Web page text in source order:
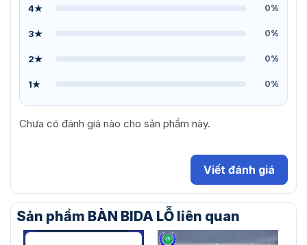
4★ 0%
3★ 0%
2★ 0%
1★ 0%
Chưa có đánh giá nào cho sản phẩm này.
Viết đánh giá
Sản phẩm BÀN BIDA LỖ liên quan